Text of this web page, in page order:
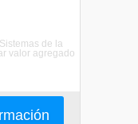
de la
valor agregado